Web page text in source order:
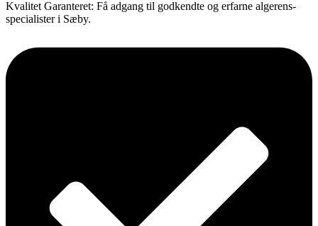
Kvalitet Garanteret: Få adgang til godkendte og erfarne algerens-
specialister i Sæby.